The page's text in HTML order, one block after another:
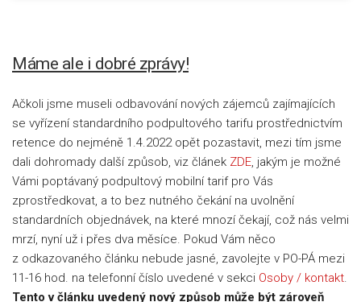
Máme ale i dobré zprávy!
Ačkoli jsme museli odbavování nových zájemců zajímajících
se vyřízení standardního podpultového tarifu prostřednictvím
retence do nejméně 1.4.2022 opět pozastavit, mezi tím jsme
dali dohromady další způsob, viz článek ZDE, jakým je možné
Vámi poptávaný podpultový mobilní tarif pro Vás
zprostředkovat, a to bez nutného čekání na uvolnění
standardních objednávek, na které mnozí čekají, což nás velmi
mrzí, nyní už i přes dva měsíce. Pokud Vám něco
z odkazovaného článku nebude jasné, zavolejte v PO-PÁ mezi
11-16 hod. na telefonní číslo uvedené v sekci Osoby / kontakt.
Tento v článku uvedený nový způsob může být zároveň